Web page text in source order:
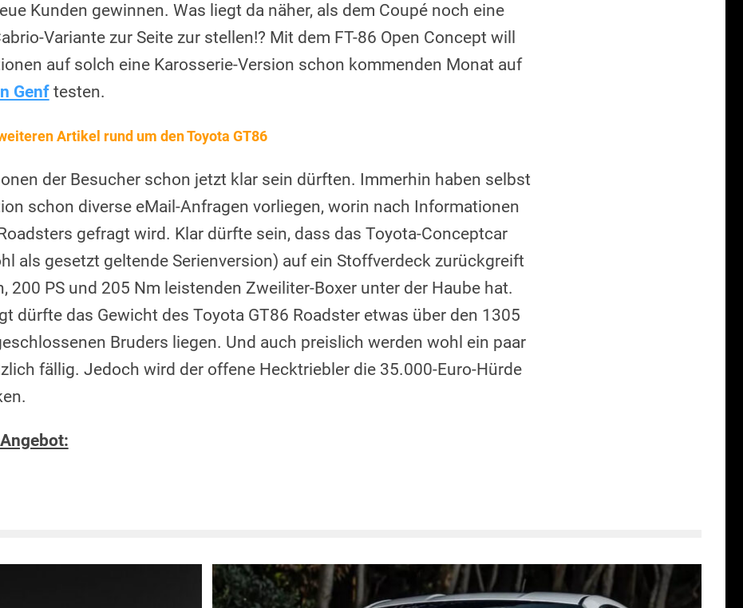
Kunden gewinnen. Was liegt da näher, als dem Coupé noch eine
Variante zur Seite zur stellen!? Mit dem FT-86 Open Concept will
auf solch eine Karosserie-Version schon kommenden Monat auf
Genf testen.
Artikel rund um den Toyota GT86
der Besucher schon jetzt klar sein dürften. Immerhin haben selbst
schon diverse eMail-Anfragen vorliegen, worin nach Informationen
gefragt wird. Klar dürfte sein, dass das Toyota-Conceptcar
als gesetzt geltende Serienversion) auf ein Stoffverdeck zurückgreift
200 PS und 205 Nm leistenden Zweiliter-Boxer unter der Haube hat.
dürfte das Gewicht des Toyota GT86 Roadster etwas über den 1305
Bruders liegen. Und auch preislich werden wohl ein paar
fällig. Jedoch wird der offene Hecktriebler die 35.000-Euro-Hürde